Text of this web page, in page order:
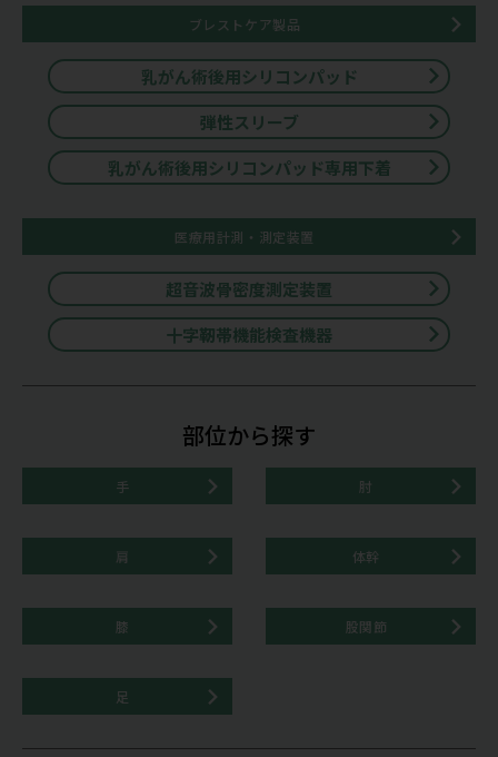
ブレストケア製品
乳がん術後用シリコンパッド
弾性スリーブ
乳がん術後用シリコンパッド専用下着
医療用計測・測定装置
超音波骨密度測定装置
十字靭帯機能検査機器
部位から探す
手 肘
肩 体幹
膝 股関節
足